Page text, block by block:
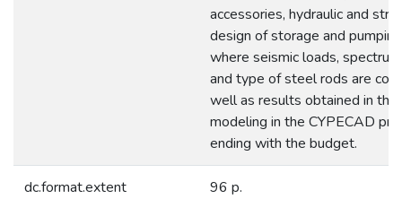
accessories, hydraulic and
design of storage and
where seismic loads,
and type of steel rods are
well as results obtained in the
modeling in the CYPECAD
ending with the budget.
dc.format.extent 96 p.